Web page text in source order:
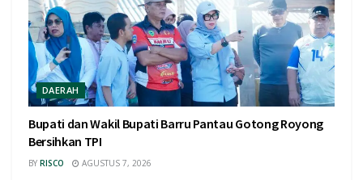
DAERAH
Bupati dan Wakil Bupati Barru Pantau Gotong Royong
Bersihkan TPI
BY RISCO AGUSTUS 7, 2026